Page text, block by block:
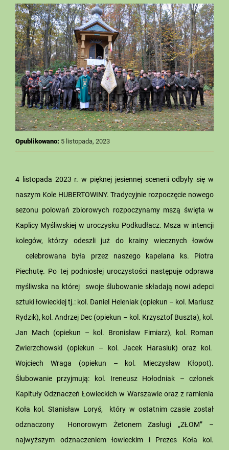
Opublikowano: 5 listopada, 2023
4 listopada 2023 r. w pięknej jesiennej scenerii odbyły się w
naszym Kole HUBERTOWINY. Tradycyjnie rozpoczęcie nowego
sezonu polowań zbiorowych rozpoczynamy mszą święta w
Kaplicy Myśliwskiej w uroczysku Podkudłacz. Msza w intencji
kolegów, którzy odeszli już do krainy wiecznych łowów
celebrowana była przez naszego kapelana ks. Piotra
Piechutę. Po tej podniosłej uroczystości następuje odprawa
myśliwska na której swoje ślubowanie składają nowi adepci
sztuki łowieckiej tj.: kol. Daniel Heleniak (opiekun – kol. Mariusz
Rydzik), kol. Andrzej Dec (opiekun – kol. Krzysztof Buszta), kol.
Jan Mach (opiekun – kol. Bronisław Fimiarz), kol. Roman
Zwierzchowski (opiekun – kol. Jacek Harasiuk) oraz kol.
Wojciech Wraga (opiekun – kol. Mieczysław Kłopot).
Ślubowanie przyjmują: kol. Ireneusz Hołodniak – członek
Kapituły Odznaczeń Łowieckich w Warszawie oraz z ramienia
Koła kol. Stanisław Loryś, który w ostatnim czasie został
odznaczony Honorowym Żetonem Zasługi „ZŁOM” –
najwyższym odznaczeniem łowieckim i Prezes Koła kol.